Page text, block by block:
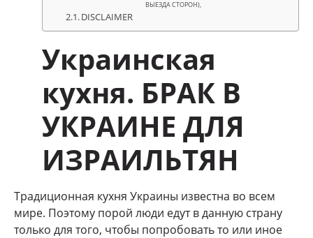
ВЫЕЗДА СТОРОН),
DISCLAIMER
Украинская
кухня. БРАК В
УКРАИНЕ ДЛЯ
ИЗРАИЛЬТЯН
Традиционная кухня Украины известна во всем
мире. Поэтому порой люди едут в данную страну
только для того, чтобы попробовать то или иное